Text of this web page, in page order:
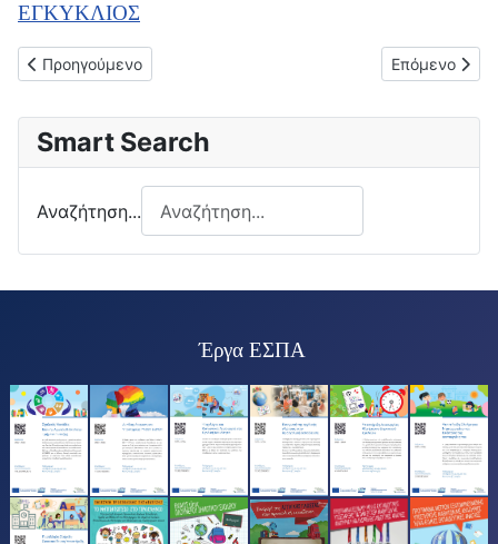
ΕΓΚΥΚΛΙΟΣ
Προηγούμενο άρθρο: 15-10-2025: ΕΓΚΥΚΛΙΟΣ ΜΕΤΑΘΕΣΕΩΝ
Προηγούμενο Επόμενο
Επόμενο
Smart Search
Αναζήτηση...
Έργα ΕΣΠΑ